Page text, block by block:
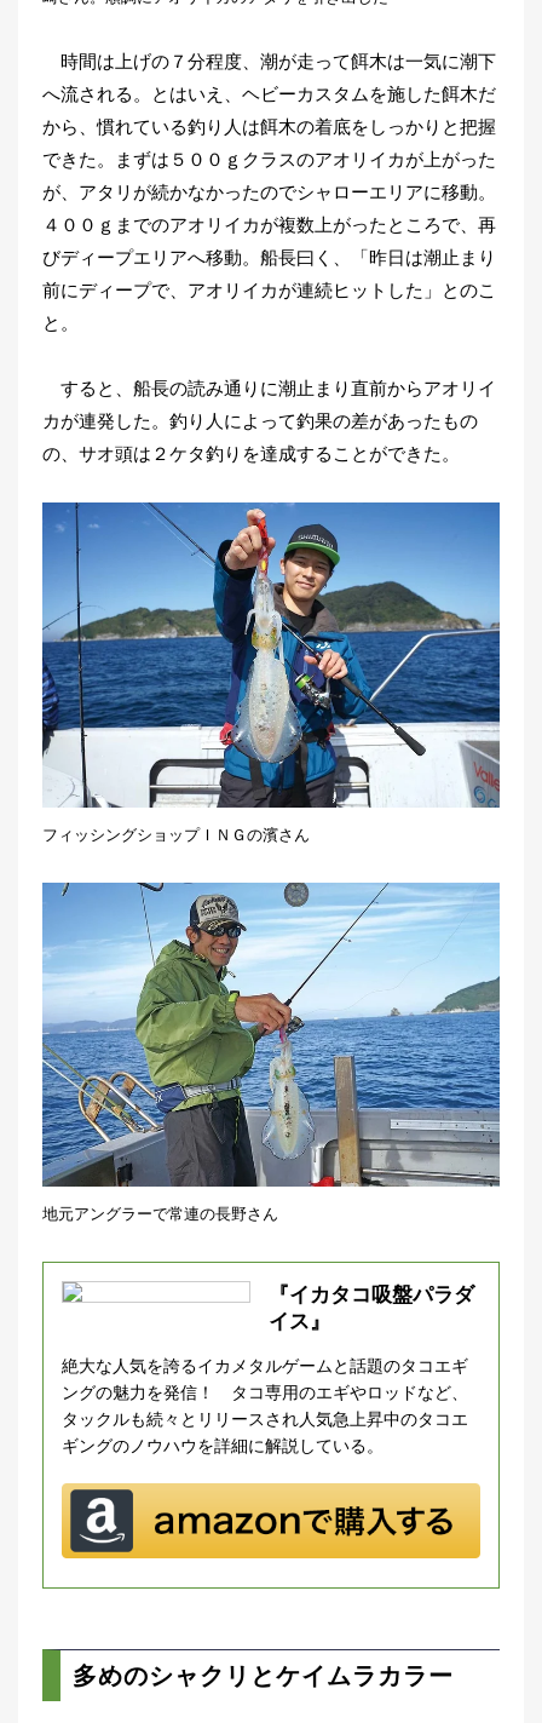
時間は上げの７分程度、潮が走って餌木は一気に潮下
へ流される。とはいえ、ヘビーカスタムを施した餌木だ
から、慣れている釣り人は餌木の着底をしっかりと把握
できた。まずは５００ｇクラスのアオリイカが上がった
が、アタリが続かなかったのでシャローエリアに移動。
４００ｇまでのアオリイカが複数上がったところで、再
びディープエリアへ移動。船長曰く、「昨日は潮止まり
前にディープで、アオリイカが連続ヒットした」とのこ
と。
すると、船長の読み通りに潮止まり直前からアオリイ
カが連発した。釣り人によって釣果の差があったもの
の、サオ頭は２ケタ釣りを達成することができた。
フィッシングショップＩＮＧの濱さん
地元アングラーで常連の長野さん
『イカタコ吸盤パラダ
イス』
絶大な人気を誇るイカメタルゲームと話題のタコエギ
ングの魅力を発信！ タコ専用のエギやロッドなど、
タックルも続々とリリースされ人気急上昇中のタコエ
ギングのノウハウを詳細に解説している。
多めのシャクリとケイムラカラー